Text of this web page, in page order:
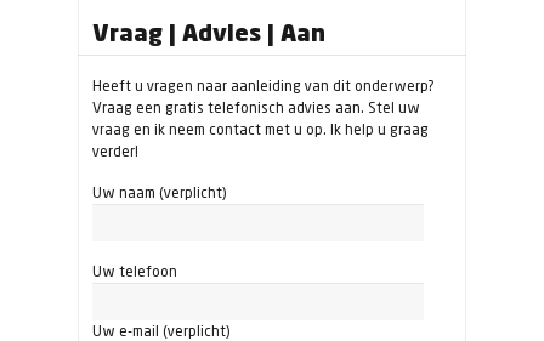
Vraag | Advies | Aan
Heeft u vragen naar aanleiding van dit onderwerp?
Vraag een gratis telefonisch advies aan. Stel uw
vraag en ik neem contact met u op. Ik help u graag
verder!
Uw naam (verplicht)
Uw telefoon
Uw e-mail (verplicht)